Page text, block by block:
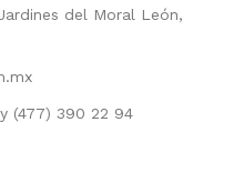
del Moral León,
(477) 390 22 94